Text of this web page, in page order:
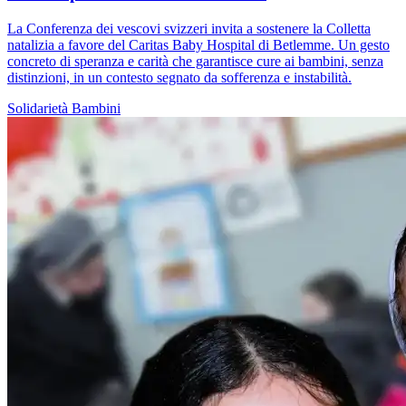
La Conferenza dei vescovi svizzeri invita a sostenere la Colletta
natalizia a favore del Caritas Baby Hospital di Betlemme. Un gesto
concreto di speranza e carità che garantisce cure ai bambini, senza
distinzioni, in un contesto segnato da sofferenza e instabilità.
Solidarietà Bambini